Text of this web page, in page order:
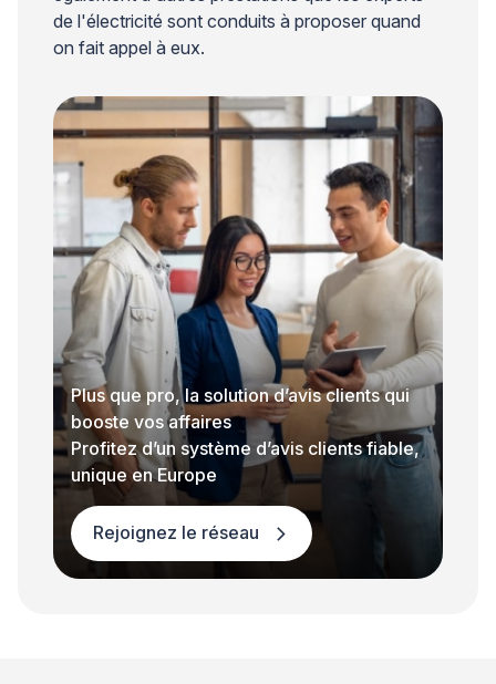
de l'électricité sont conduits à proposer quand
on fait appel à eux.
Plus que pro, la solution d’avis clients qui
booste vos affaires
Profitez d’un système d’avis clients fiable,
unique en Europe
Rejoignez le réseau